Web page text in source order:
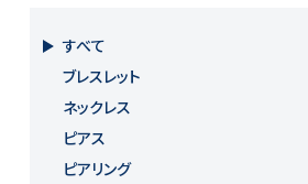
すべて
ブレスレット
ネックレス
ピアス
ピアリング